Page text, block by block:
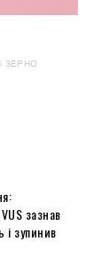
ЗЕРНО
зазнав
і зупинив